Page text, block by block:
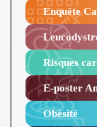
Enquête
Risques
E-poster
Obésité ​